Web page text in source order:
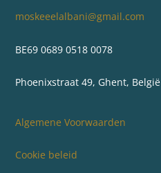
moskeeelalbani@gmail.com
BE69 0689 0518 0078
Phoenixstraat 49, Ghent, België
Algemene Voorwaarden
Cookie beleid